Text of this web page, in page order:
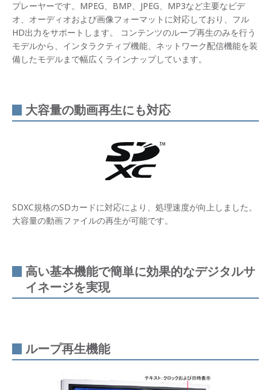
プレーヤーです。MPEG、BMP、JPEG、MP3など主要なビデ
オ、オーディオおよび画像フォーマットに対応しており、フル
HD出力をサポートします。 コンテンツのループ再生のみを行う
モデルから、インタラクティブ機能、ネットワーク配信機能を装
備したモデルまで幅広くラインナップしています。
大容量の動画再生にも対応
SDXC規格のSDカードに対応により、処理速度が向上しました。
大容量の動画ファイルの再生が可能です。
高い基本機能で簡単に効果的なデジタルサ
イネージを実現
ループ再生機能